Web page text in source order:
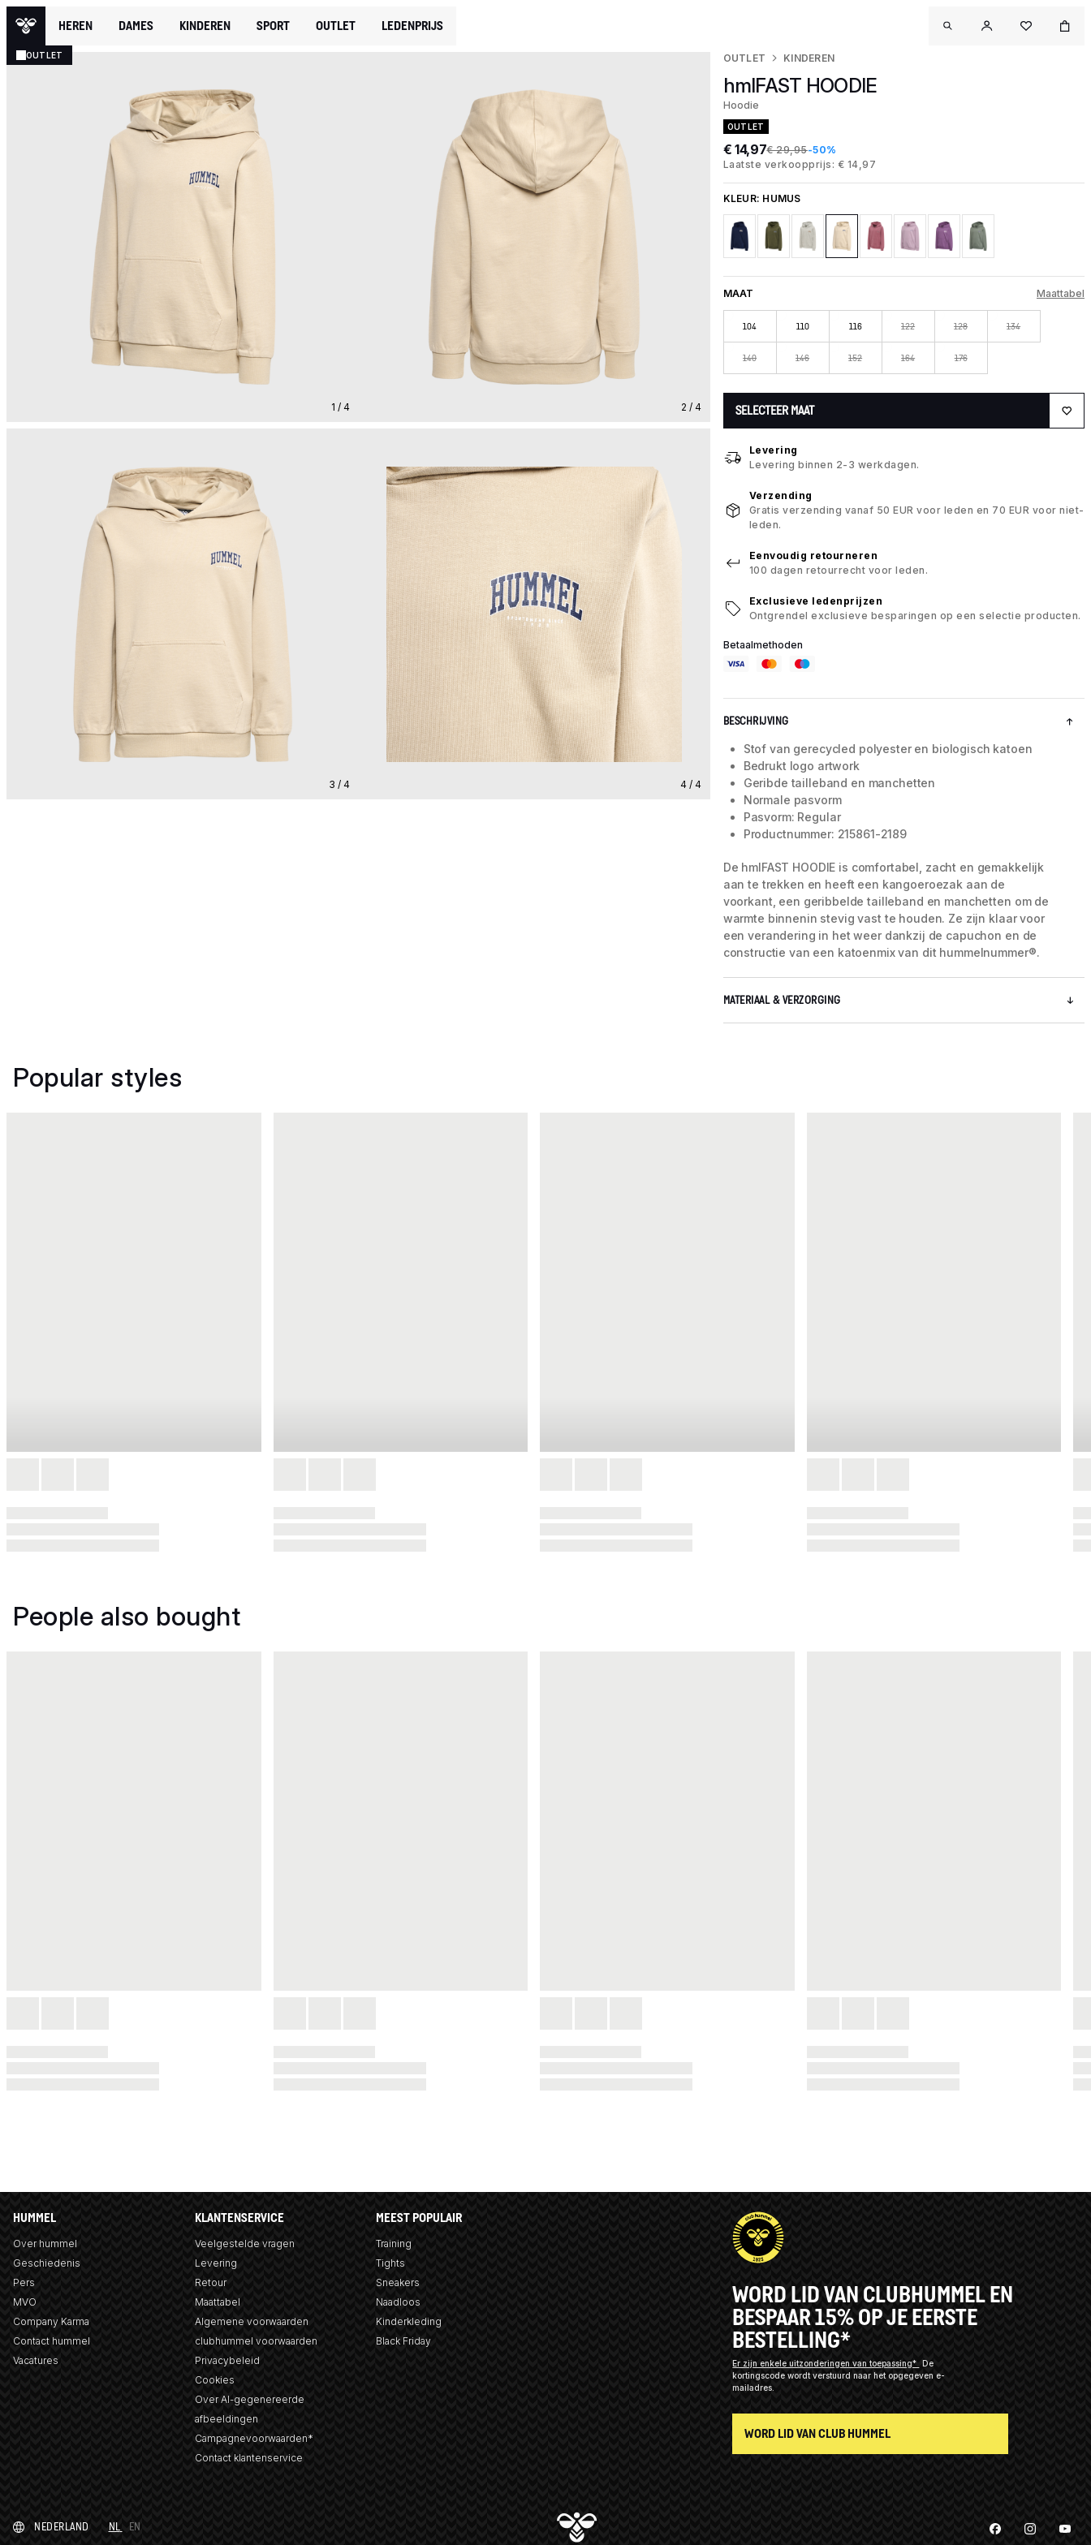
HEREN DAMES KINDEREN SPORT OUTLET LEDENPRIJS
OUTLET
1 / 4 2 / 4
3 / 4 4 / 4
OUTLET KINDEREN
hmlFAST HOODIE
Hoodie
OUTLET
€ 14,97€ 29,95-50%
Laatste verkoopprijs: € 14,97
KLEUR: HUMUS
MAAT Maattabel
104 110 116 122 128 134
140 146 152 164 176
SELECTEER MAAT
Levering
Levering binnen 2-3 werkdagen.
Verzending
Gratis verzending vanaf 50 EUR voor leden en 70 EUR voor niet-
leden.
Eenvoudig retourneren
100 dagen retourrecht voor leden.
Exclusieve ledenprijzen
Ontgrendel exclusieve besparingen op een selectie producten.
Betaalmethoden
BESCHRIJVING
Stof van gerecycled polyester en biologisch katoen
Bedrukt logo artwork
Geribde tailleband en manchetten
Normale pasvorm
Pasvorm: Regular
Productnummer: 215861-2189
De hmlFAST HOODIE is comfortabel, zacht en gemakkelijk
aan te trekken en heeft een kangoeroezak aan de
voorkant, een geribbelde tailleband en manchetten om de
warmte binnenin stevig vast te houden. Ze zijn klaar voor
een verandering in het weer dankzij de capuchon en de
constructie van een katoenmix van dit hummelnummer®.
MATERIAAL & VERZORGING
Popular styles
People also bought
HUMMEL
Over hummel
Geschiedenis
Pers
MVO
Company Karma
Contact hummel
Vacatures
KLANTENSERVICE
Veelgestelde vragen
Levering
Retour
Maattabel
Algemene voorwaarden
clubhummel voorwaarden
Privacybeleid
Cookies
Over AI-gegenereerde
afbeeldingen
Campagnevoorwaarden*
Contact klantenservice
MEEST POPULAIR
Training
Tights
Sneakers
Naadloos
Kinderkleding
Black Friday
WORD LID VAN CLUBHUMMEL EN
BESPAAR 15% OP JE EERSTE
BESTELLING*
Er zijn enkele uitzonderingen van toepassing*
De
kortingscode wordt verstuurd naar het opgegeven e-
mailadres.
WORD LID VAN CLUB HUMMEL
NEDERLAND NL EN